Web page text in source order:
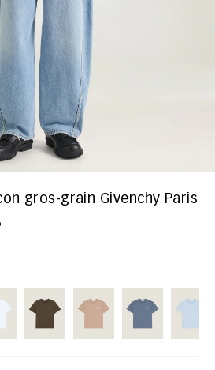
gros-grain Givenchy Paris